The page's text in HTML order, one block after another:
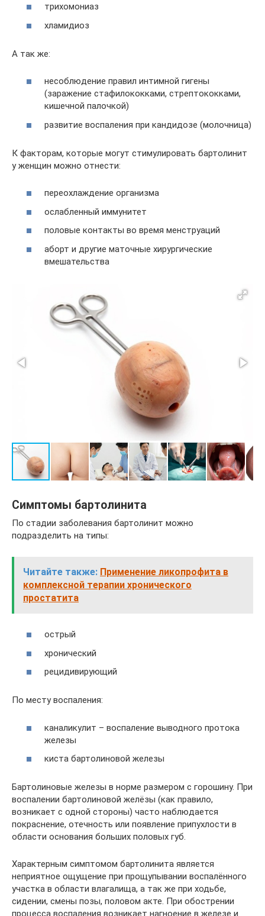
трихомониаз
хламидиоз
А так же:
несоблюдение правил интимной гигены
(заражение стафилококками, стрептококками,
кишечной палочкой)
развитие воспаления при кандидозе (молочница)
К факторам, которые могут стимулировать бартолинит
у женщин можно отнести:
переохлаждение организма
ослабленный иммунитет
половые контакты во время менструаций
аборт и другие маточные хирургические
вмешательства
Симптомы бартолинита
По стадии заболевания бартолинит можно
подразделить на типы:
Читайте также: Применение ликопрофита в
комплексной терапии хронического
простатита
острый
хронический
рецидивирующий
По месту воспаления:
каналикулит – воспаление выводного протока
железы
киста бартолиновой железы
Бартолиновые железы в норме размером с горошину. При
воспалении бартолиновой желёзы (как правило,
возникает с одной стороны) часто наблюдается
покраснение, отечность или появление припухлости в
области основания больших половых губ.
Характерным симптомом бартолинита является
неприятное ощущение при прощупывании воспалённого
участка в области влагалища, а так же при ходьбе,
сидении, смены позы, половом акте. При обострении
процесса воспаления возникает нагноение в железе и